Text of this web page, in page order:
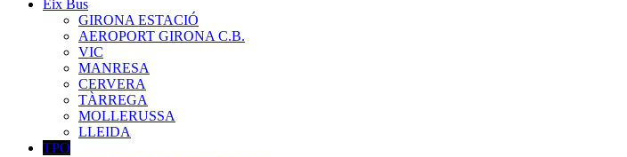
Eix Bus
GIRONA ESTACIÓ
AEROPORT GIRONA C.B.
VIC
MANRESA
CERVERA
TÀRREGA
MOLLERUSSA
LLEIDA
TPO